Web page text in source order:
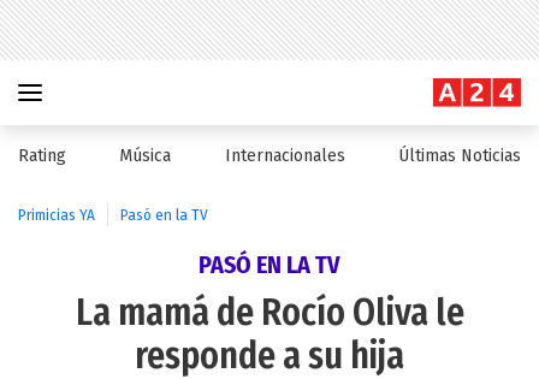
Rating Música Internacionales Últimas Noticias
Primicias YA Pasó en la TV
PASÓ EN LA TV
La mamá de Rocío Oliva le
responde a su hija